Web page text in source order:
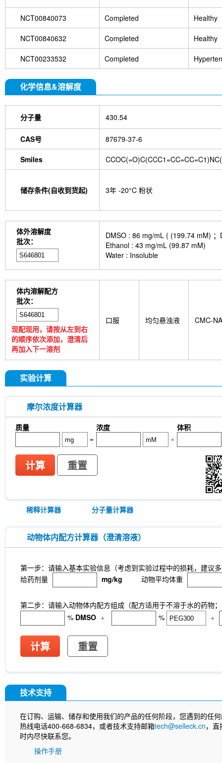
NCT00840073 Completed Healthy
NCT00840632 Completed Healthy
NCT00233532 Completed
化学信息&溶解度
分子量 430.54
CAS号 87679-37-6
Smiles
储存条件(自收到货起) 3年 -20°C 粉状
体外溶解度
批次：
DMSO : 86 mg/mL ( (199.74 mM)
Ethanol : 43 mg/mL (99.87 mM)
Water : Insoluble
体内溶解配方
批次：
现配现用，请按从左到右
的顺序依次添加，澄清后
再加入下一溶剂
口服 均匀悬浊液 CMC-NA
实验计算
摩尔浓度计算器
质量 浓度
体积
=
×
计算 重置
稀释计算器 分子量计算器
动物体内配方计算器（澄清溶液）
第一步：请输入基本实验信息（考虑到实验过程中的损耗，建议
给药剂量
mg/kg 动物平均体重
第二步：请输入动物体内配方组成（配方适用于不溶于水的药物
% DMSO + % +
计算 重置
技术支持
在订购、运输、储存和使用我们的产品的任何阶段，您遇到的任
热线电话400-668-6834，或者技术支持邮箱tech@selleck.cn，
时内尽快联系您。
操作手册